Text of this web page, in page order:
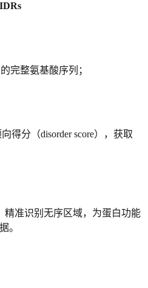
完整氨基酸序列；
得分（disorder score），获取
精准识别无序区域，为蛋白功能
。